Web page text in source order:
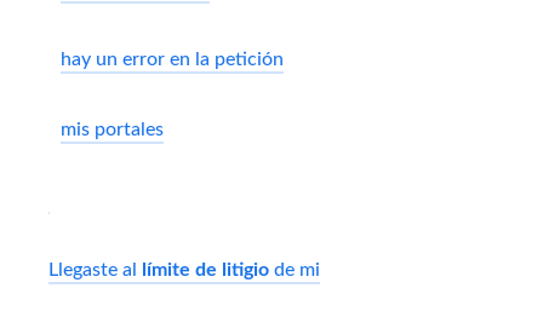
hay un error en la petición
mis portales
Llegaste al límite de litigio de mi